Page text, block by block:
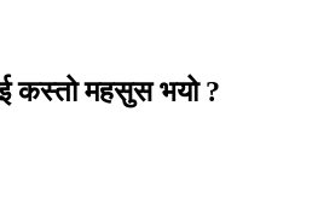
कस्तो महसुस भयो ?